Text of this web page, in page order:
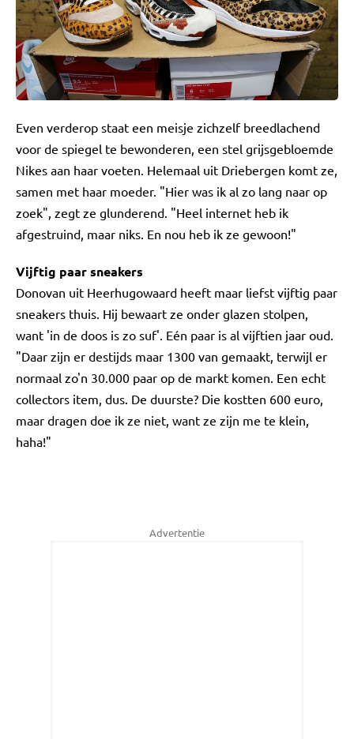
Even verderop staat een meisje zichzelf breedlachend
voor de spiegel te bewonderen, een stel grijsgebloemde
Nikes aan haar voeten. Helemaal uit Driebergen komt ze,
samen met haar moeder. "Hier was ik al zo lang naar op
zoek", zegt ze glunderend. "Heel internet heb ik
afgestruind, maar niks. En nou heb ik ze gewoon!"
Vijftig paar sneakers
Donovan uit Heerhugowaard heeft maar liefst vijftig paar
sneakers thuis. Hij bewaart ze onder glazen stolpen,
want 'in de doos is zo suf'. Eén paar is al vijftien jaar oud.
"Daar zijn er destijds maar 1300 van gemaakt, terwijl er
normaal zo'n 30.000 paar op de markt komen. Een echt
collectors item, dus. De duurste? Die kostten 600 euro,
maar dragen doe ik ze niet, want ze zijn me te klein,
haha!"
Advertentie